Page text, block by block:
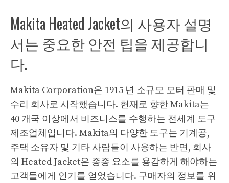
Makita Heated Jacket의 사용자 설명
서는 중요한 안전 팁을 제공합니
다.
Makita Corporation은 1915 년 소규모 모터 판매 및
수리 회사로 시작했습니다. 현재로 향한 Makita는
40 개국 이상에서 비즈니스를 수행하는 전세계 도구
제조업체입니다. Makita의 다양한 도구는 기계공,
주택 소유자 및 기타 사람들이 사용하는 반면, 회사
의 Heated Jacket은 종종 요소를 용감하게 해야하는
고객들에게 인기를 얻었습니다. 구매자의 정보를 위